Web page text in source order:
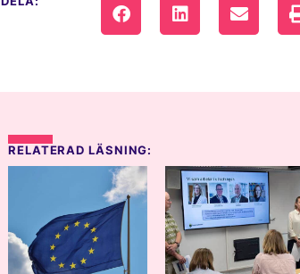
RELATERAD LÄSNING: